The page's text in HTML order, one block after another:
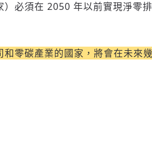
必須在 2050 年以前實現淨零
零碳產業的國家，將會在未來